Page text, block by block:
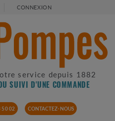
CONNEXION
service depuis 1882
SUIVI D'UNE COMMANDE
50 02 CONTACTEZ-NOUS